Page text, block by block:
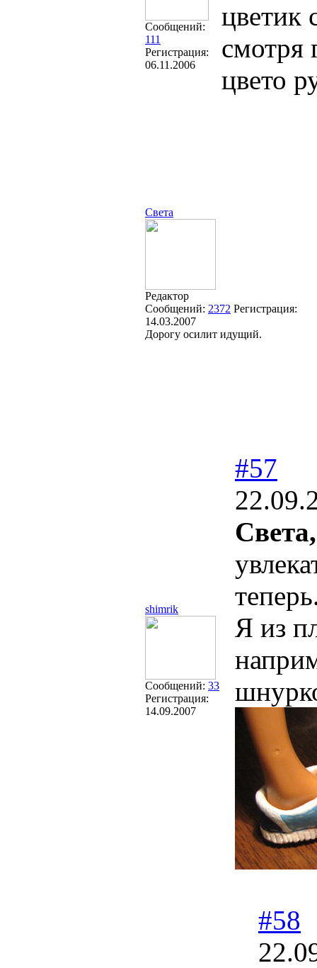
Сообщений:
111
Регистрация:
06.11.2006
цветик
смотря
цвето
Света
Редактор
Сообщений: 2372 Регистрация:
14.03.2007
Дорогу осилит идущий.
shimrik
Сообщений: 33
Регистрация:
14.09.2007
#57
Света,
Я из
#58